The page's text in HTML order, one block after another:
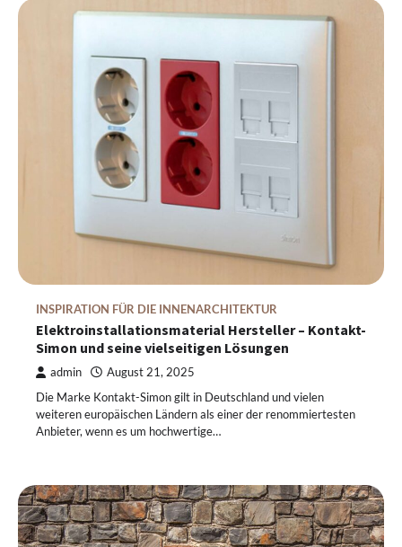
INSPIRATION FÜR DIE INNENARCHITEKTUR
Elektroinstallationsmaterial Hersteller – Kontakt-
Simon und seine vielseitigen Lösungen
admin August 21, 2025
Die Marke Kontakt-Simon gilt in Deutschland und vielen
weiteren europäischen Ländern als einer der renommiertesten
Anbieter, wenn es um hochwertige…